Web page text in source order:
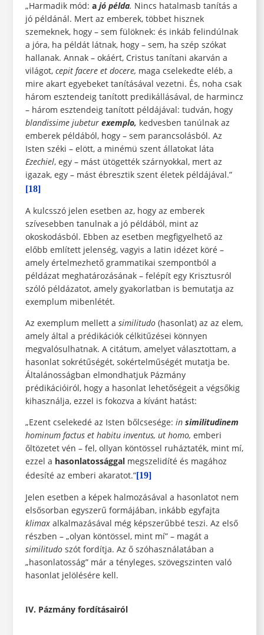
„Harmadik mód: a jó példa. Nincs hatalmasb tanítás a
jó példánál. Mert az emberek, többet hisznek
szemeknek, hogy – sem fülöknek: és inkáb felindúlnak
a jóra, ha példát látnak, hogy – sem, ha szép szókat
hallanak. Annak – okáért, Cristus tanítani akarván a
világot, cepit facere et docere, maga cselekedte eléb, a
mire akart egyebeket tanításával vezetni. És, noha csak
három esztendeig tanított predikállásával, de harmincz
– három esztendeig tanított példájával: tudván, hogy
blandissime jubetur exemplo, kedvesben tanúlnak az
emberek példából, hogy – sem parancsolásból. Az
Isten széki – elött, a minémü szent állatokat láta
Ezechiel, egy – mást ütögették szárnyokkal, mert az
igazak, egy – mást ébresztik szent életek példájával.”
[18]
A kulcsszó jelen esetben az, hogy az emberek
szívesebben tanulnak a jó példából, mint az
okoskodásból. Ebben az esetben megfigyelhető az
előbb említett jelenség, vagyis a latin idézet köré –
amely értelmezhető grammatikai szempontból a
példázat meghatározásának – felépít egy Krisztusról
szóló példázatot, amely gyakorlatban is bemutatja az
exemplum mibenlétét.
Az exemplum mellett a similitudo(hasonlat) az az elem,
amely által a prédikációk célkitűzései könnyen
megvalósulhatnak. A citátum, amelyet választottam, a
hasonlat sokrétűségét, sokértelműségét mutatja be.
Általánosságban elmondhatjuk Pázmány
prédikációiról, hogy a hasonlat lehetőségeit a végsőkig
kihasználja, ezzel is fokozva a kívánt hatást:
„Ezent cselekedé az Isten bőlcsesége: in similitudinem
hominum factus et habitu inventus, ut homo, emberi
őltözetet vén – fel, ollyan köntössel ruháztaték, mint mí,
ezzel a hasonlatossággalmegszelidíté és magához
édesíté az emberi akaratot.”[19]
Jelen esetben a képek halmozásával a hasonlatot nem
elsősorban egyszerű formájában, inkább egyfajta
klimaxalkalmazásával még képszerűbbé teszi. Az első
részben – „olyan köntössel, mint mí” – magát a
similitudoszót fordítja. Az ő szóhasználatában a
„hasonlatosság” már a tényleges, szövegszinten való
hasonlat jelölésére kell.
IV. Pázmány fordításairól